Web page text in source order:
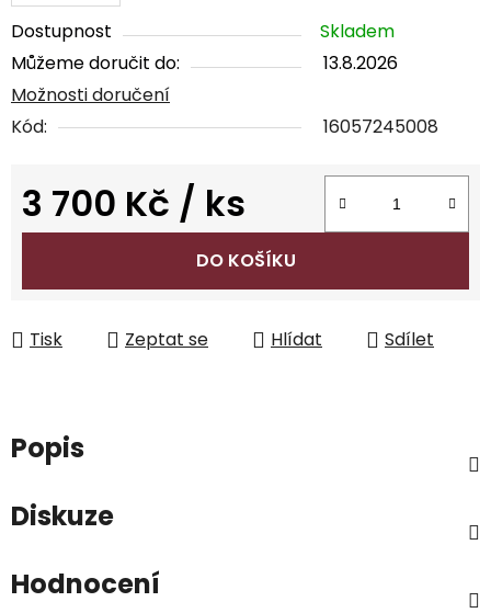
Dostupnost
Skladem
Můžeme doručit do:
13.8.2026
Možnosti doručení
Kód:
16057245008
3 700 Kč / ks
Měrná cena:
DO KOŠÍKU
Tisk Zeptat se Hlídat Sdílet
Popis
Diskuze
Hodnocení